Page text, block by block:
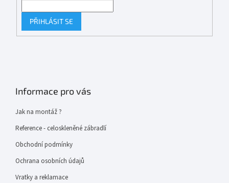
PŘIHLÁSIT SE
Informace pro vás
Jak na montáž ?
Reference - celoskleněné zábradlí
Obchodní podmínky
Ochrana osobních údajů
Vratky a reklamace